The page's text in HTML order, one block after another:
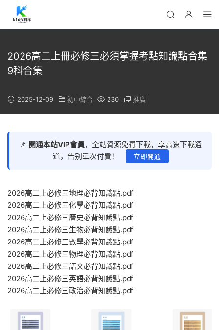
2026高二上冊必修三必須掌握考點知識點合集
9科合集
2025-12-09 初中綜合 230 推廣
📌 開通本站VIP會員，全站資源免費下載，享高速下載通
道，告别單次付費！
立即開通
2026高二上必修三地理必背知識點.pdf
2026高二上必修三化學必背知識點.pdf
2026高二上必修三曆史必背知識點.pdf
2026高二上必修三生物必背知識點.pdf
2026高二上必修三數學必背知識點.pdf
2026高二上必修三物理必背知識點.pdf
2026高二上必修三語文必背知識點.pdf
2026高二上必修三英語必背知識點.pdf
2026高二上必修三政治必背知識點.pdf